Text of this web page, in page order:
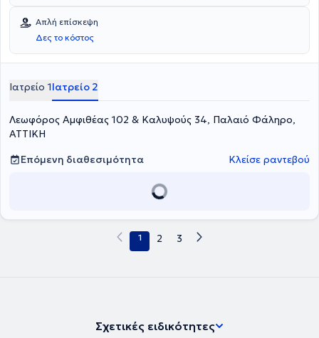
συνταγογράφηση άσκησης.
υγείας σε βάθος χρόνου.
Απλή επίσκεψη
Δες το κόστος
Ιατρείο 1Ιατρείο 2
Λεωφόρος Αμφιθέας 102 & Καλυψούς 34, Παλαιό Φάληρο,
ΑΤΤΙΚΗ
Επόμενη διαθεσιμότητα
Κλείσε ραντεβού
1 2 3
Σχετικές ειδικότητες